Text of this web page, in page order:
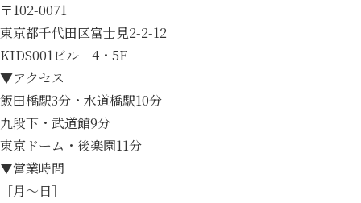
〒102-0071
東京都千代田区富士見2-2-12
KIDS001ビル 4・5F
▼アクセス
飯田橋駅3分・水道橋駅10分
九段下・武道館9分
東京ドーム・後楽園11分
▼営業時間
［月～日］